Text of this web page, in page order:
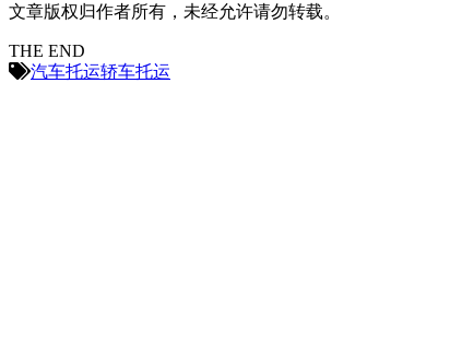
文章版权归作者所有，未经允许请勿转载。
THE END
汽车托运轿车托运